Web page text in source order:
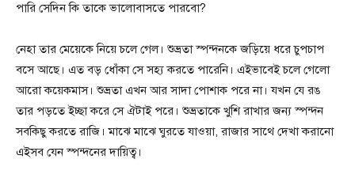
পারি সেদিন কি তাকে ভালোবাসতে পারবো?
নেহা তার মেয়েকে নিয়ে চলে গেল। শুভ্রতা স্পন্দনকে জড়িয়ে ধরে চুপচাপ
বসে আছে। এত বড় ধোঁকা সে সহ্য করতে পারেনি। এইভাবেই চলে গেলো
আরো কয়েকমাস। শুভ্রতা এখন আর সাদা পোশাক পরে না। যখন যে রঙ
তার পড়তে ইচ্ছা করে সে ঐটাই পরে। শুভ্রতাকে খুশি রাখার জন্য স্পন্দন
সবকিছু করতে রাজি। মাঝে মাঝে ঘুরতে যাওয়া, রাজার সাথে দেখা করানো
এইসব যেন স্পন্দনের দায়িত্ব।